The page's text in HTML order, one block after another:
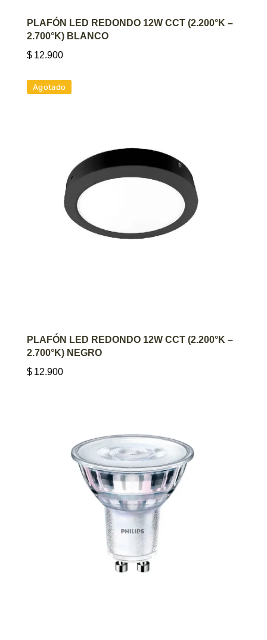
AGREGAR AL CARRITO
PLAFÓN LED REDONDO 12W CCT (2.200°K –
2.700°K) BLANCO
$ 12.900
Agotado
AGREGAR AL CARRITO
PLAFÓN LED REDONDO 12W CCT (2.200°K –
2.700°K) NEGRO
$ 12.900